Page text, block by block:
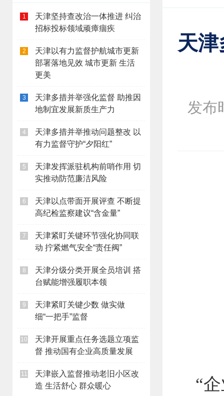
1
天津坚持查改治一体推进 纠治
招标投标领域顽瘴痼疾
2
天津以有力监督护航城市更新
部署落地见效 城市更新 生活
更美
3
天津多措并举强化监督 助推因
地制宜发展新质生产力
4
天津多措并举推动问题整改 以
有力监督守护“夕阳红”
5
天津发挥派驻机构前哨作用 切
实推动防范廉洁风险
6
天津以点带面开展评查 不断提
高纪检监察建议“含金量”
7
天津紧盯关键环节强化协同联
动 拧紧燃气安全“责任阀”
8
天津分级分类开展全员培训 搭
台赋能增强履职本领
9
天津紧盯关键少数 做实做
细“一把手”监督
10
天津开展重点任务选题立项监
督 推动国有企业高质量发展
11
天津嵌入监督推动老旧小区改
造 生活舒心 群众暖心
天
发布
“